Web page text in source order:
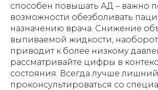
способен повышать АД – важно
возможности обезболивать
назначению врача. Снижение
выпиваемой жидкости,
приводит к более низкому
рассматривайте цифры в
состояния. Всегда лучше
проконсультироваться со
Индивидуальный предприниматель
Гришин Андрей Михайлович
ИНН 771476044008
ОГРНИП 321508100003201
E-MAIL: lezhachim.ru@yandex.ru